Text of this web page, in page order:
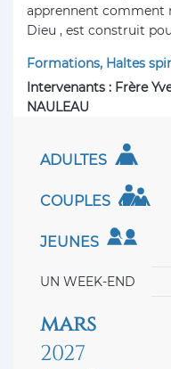
apprennent comment
Dieu , est construit
Formations, Haltes
Intervenants : Frère
NAULEAU
ADULTES
COUPLES
JEUNES
UN WEEK-END
mars
2027